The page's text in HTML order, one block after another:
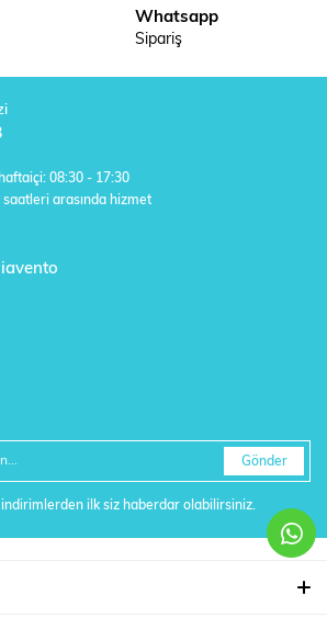
Whatsapp
Sipariş
08:30 - 17:30
arasında hizmet
Gönder
indirimlerden ilk siz haberdar olabilirsiniz.